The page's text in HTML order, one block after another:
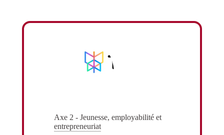
Axe 2 - Jeunesse, employabilité et
entrepreneuriat